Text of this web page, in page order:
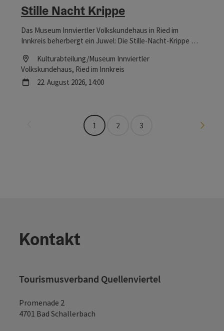
Stille Nacht Krippe
Das Museum Innviertler Volkskundehaus in Ried im
Innkreis beherbergt ein Juwel: Die Stille-Nacht-Krippe war
Weihnachtsliedes der Welt – und ist nicht nur zur
Weihnachtszeit einen Besuch wert.
Location
Kulturabteilung/Museum Innviertler
Volkskundehaus, Ried im Innkreis
Nächster Termin
22. August 2026, 14:00
1 2 3 Seite
Kontakt
Tourismusverband Quellenviertel
Promenade 2
4701 Bad Schallerbach